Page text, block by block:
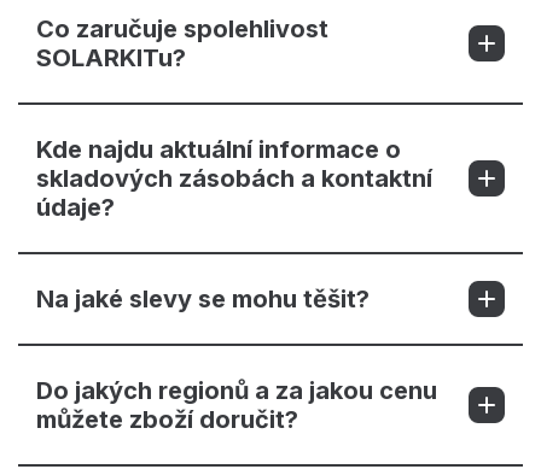
Co zaručuje spolehlivost
SOLARKITu?
Kde najdu aktuální informace o
skladových zásobách a kontaktní
údaje?
Na jaké slevy se mohu těšit?
Do jakých regionů a za jakou cenu
můžete zboží doručit?